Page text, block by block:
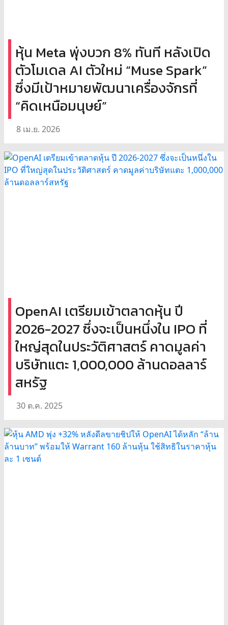
หุ้น Meta พุ่งบวก 8% ทันที หลังเปิด
ตัวโมเดล AI ตัวใหม่ “Muse Spark”
ซึ่งมีเป้าหมายพัฒนาเครื่องจักรที่
“คิดเหนือมนุษย์”
8 เม.ย. 2026
OpenAI เตรียมเข้าตลาดหุ้น ปี
2026-2027 ซึ่งจะเป็นหนึ่งใน IPO ที่
ใหญ่สุดในประวัติศาสตร์ คาดมูลค่า
บริษัทแตะ 1,000,000 ล้านดอลลาร์
สหรัฐ
30 ต.ค. 2025